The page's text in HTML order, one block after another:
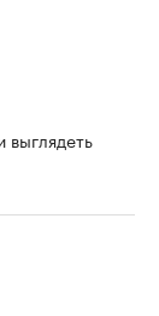
выглядеть